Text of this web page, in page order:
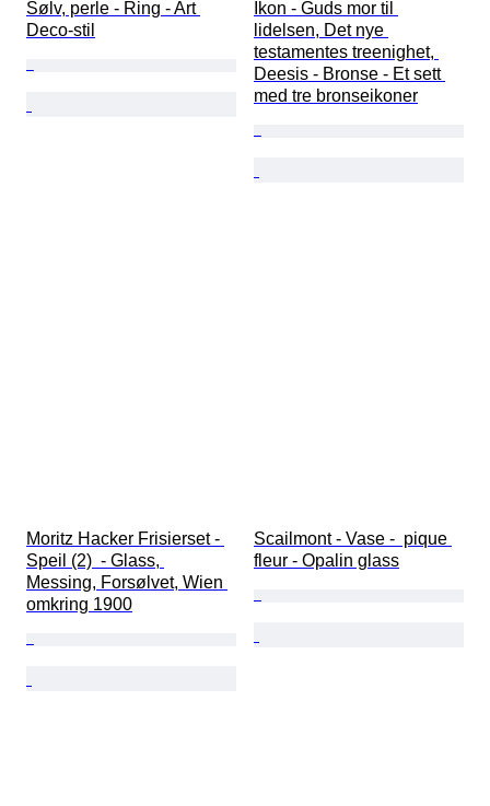
Sølv, perle - Ring - Art
Deco-stil
Ikon - Guds mor til
lidelsen, Det nye
testamentes treenighet,
Deesis - Bronse - Et sett
med tre bronseikoner
Moritz Hacker Frisierset -
Speil (2)  - Glass,
Messing, Forsølvet, Wien
omkring 1900
Scailmont - Vase -  pique
fleur - Opalin glass